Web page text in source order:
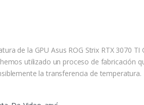
de la GPU Asus ROG Strix RTX 3070
utilizado un proceso de fabricación
la transferencia de temperatura.